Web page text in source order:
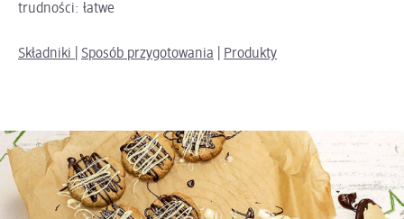
trudności: łatwe
Składniki Sposób przygotowania Produkty